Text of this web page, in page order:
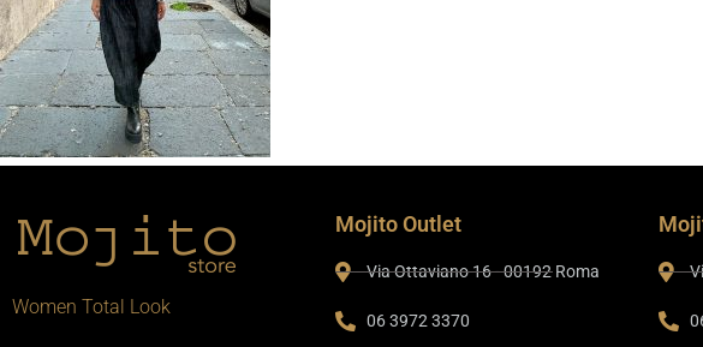
Women Total Look
Mojito Outlet
Via Ottaviano 16 - 00192 Roma
06 3972 3370